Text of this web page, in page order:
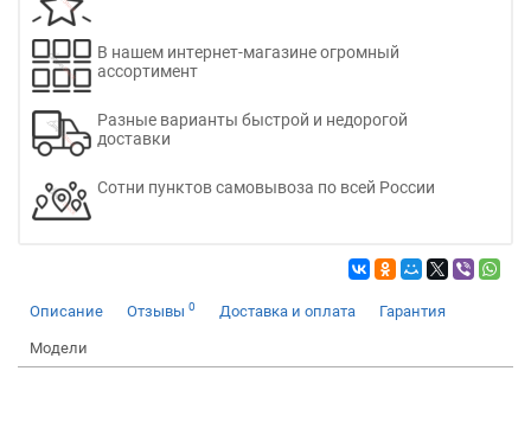
В нашем интернет-магазине огромный
ассортимент
Разные варианты быстрой и недорогой
доставки
Сотни пунктов самовывоза по всей России
Описание Отзывы 0 Доставка и оплата Гарантия
Модели